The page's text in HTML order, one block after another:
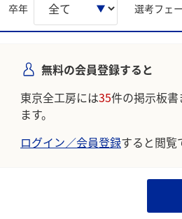
卒年 選考フェ
無料の会員登録すると
東京全工房には35件の掲示板
ます。
ログイン／会員登録すると閲覧